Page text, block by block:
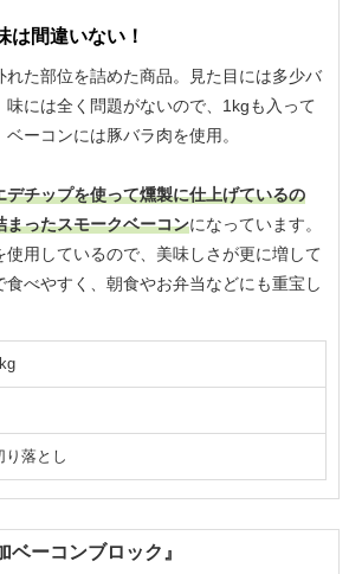
は間違いない！
れた部位を詰めた商品。見た目には多少バ
味には全く問題がないので、1kgも入って
ーコンには豚バラ肉を使用。
デチップを使って燻製に仕上げているの
まったスモークベーコンになっています。
使用しているので、美味しさが更に増して
食べやすく、朝食やお弁当などにも重宝し
り落とし
ーコンブロック』